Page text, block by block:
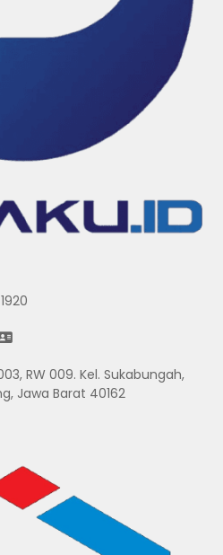
RW 009. Kel. Sukabungah,
Jawa Barat 40162